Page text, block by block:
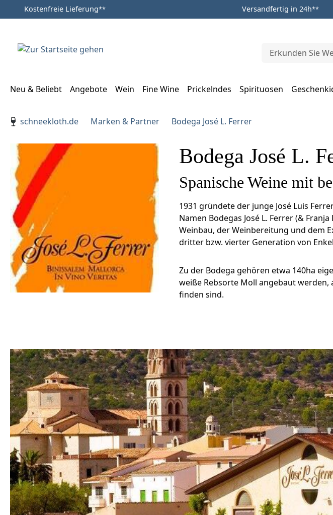
Zum Hauptinhalt springen
Zur Hauptnavigation springen
Kostenfreie Lieferung** Versandfertig in 24h**
Neu & Beliebt Angebote Wein Fine Wine Prickelndes Spirituosen
schneekloth.de
Marken & Partner Bodega José L. Ferrer
Bodega José L.
Spanische Weine mit
1931 gründete der junge José Luis
Namen Bodegas José L. Ferrer (&
Weinbau, der Weinbereitung und dem
dritter bzw. vierter Generation von
Zu der Bodega gehören etwa 140ha
weiße Rebsorte Moll angebaut
finden sind.